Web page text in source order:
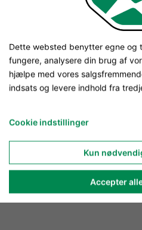
Dette websted benytter egne og
fungere, analysere din brug af
hjælpe med vores
indsats og levere indhold fra
Cookie indstillinger
Kun
Accepter